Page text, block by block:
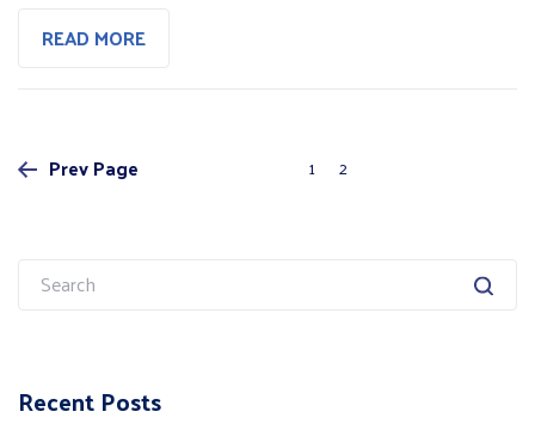
READ MORE
Posts
Prev Page 1 2
Search
for:
Recent Posts